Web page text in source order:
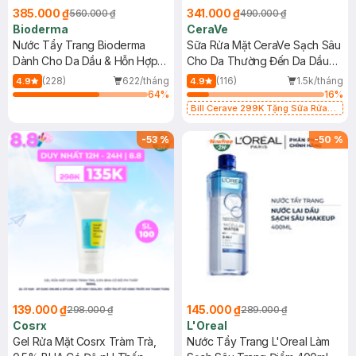
385.000 ₫560.000 ₫
Bioderma
Nước Tẩy Trang Bioderma
Dành Cho Da Dầu & Hỗn Hợp
500ml
4.9 (228)
622/tháng
64%
341.000 ₫490.000 ₫
CeraVe
Sữa Rửa Mặt CeraVe Sạch Sâu
Cho Da Thường Đến Da Dầu
473ml
4.9 (116)
1.5k/tháng
16%
Bill Cerave 299K Tặng Sữa Rửa
-53%
139.000 ₫298.000 ₫
Cosrx
Gel Rửa Mặt Cosrx Tràm Trà,
-50 %
145.000 ₫289.000 ₫
L'Oreal
Nước Tẩy Trang L'Oreal Làm